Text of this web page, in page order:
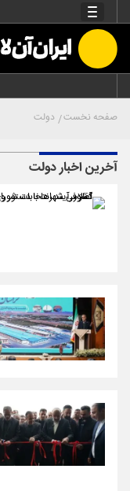
صفحه نخست دولت
آخرین اخبار دولت